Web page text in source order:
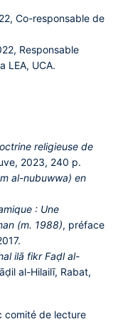
Co-responsable de
Responsable
LEA, UCA.
religieuse de
2023, 240 p.
al-nubuwwa) en
: Une
(m. 1988), préface
ilā fikr Faḍl al-
al-Hilailī, Rabat,
comité de lecture